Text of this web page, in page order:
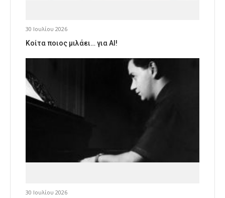
30 Ιουλίου 2026
Κοίτα ποιος μιλάει… για AI!
30 Ιουλίου 2026